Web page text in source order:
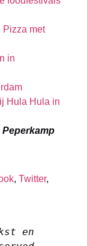
Pizza met
in
Hula Hula in
, Twitter,
en